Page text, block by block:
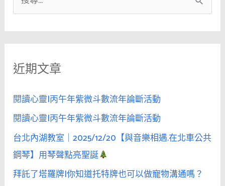
尋
關
字
近期文章
閱讀心靈|丙午年紫微斗數流年論斷活動
閱讀心靈|丙午年紫微斗數流年論斷活動
台北內湖教室｜2025/12/20【與音樂相遇.在北車公共
鋼琴】用琴聲點亮聖誕
拜託了塔羅牌|你知道托特牌也可以做寵物溝通嗎？